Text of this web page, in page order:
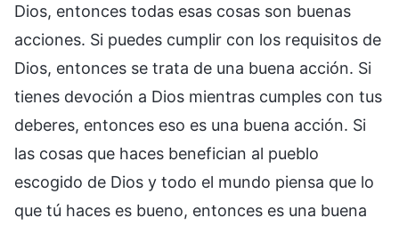
Dios, entonces todas esas cosas son buenas
acciones. Si puedes cumplir con los requisitos de
Dios, entonces se trata de una buena acción. Si
tienes devoción a Dios mientras cumples con tus
deberes, entonces eso es una buena acción. Si
las cosas que haces benefician al pueblo
escogido de Dios y todo el mundo piensa que lo
que tú haces es bueno, entonces es una buena